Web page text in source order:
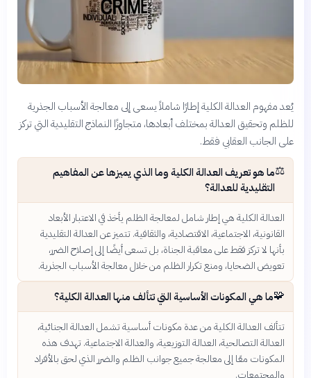
يُعد مفهوم العدالة الكلية إطارًا شاملاً يسعى إلى معالجة الأسباب الجذرية
للظلم وتحقيق العدالة بمختلف أبعادها، متجاوزًا النماذج التقليدية التي تركز
على الجانب العقابي فقط.
⚖️ما هو تعريف العدالة الكلية وما الذي يميزها عن المفاهيم
التقليدية للعدالة؟
العدالة الكلية هي إطار شامل لمعالجة الظلم يأخذ في الاعتبار الأبعاد
القانونية، الاجتماعية، الاقتصادية، والثقافية. تتميز عن العدالة التقليدية
بأنها لا تركز فقط على معاقبة الجناة، بل تسعى أيضًا إلى إصلاح الضرر،
تعويض الضحايا، ومنع تكرار الظلم من خلال معالجة الأسباب الجذرية.
🧩ما هي المكونات الأساسية التي تتألف منها العدالة الكلية؟
تتألف العدالة الكلية من عدة مكونات أساسية تشمل العدالة الجنائية،
العدالة التصالحية، العدالة التوزيعية، والعدالة الاجتماعية. تهدف هذه
المكونات معًا إلى معالجة جميع جوانب الظلم والضرر الذي لحق بالأفراد
والمجتمعات.